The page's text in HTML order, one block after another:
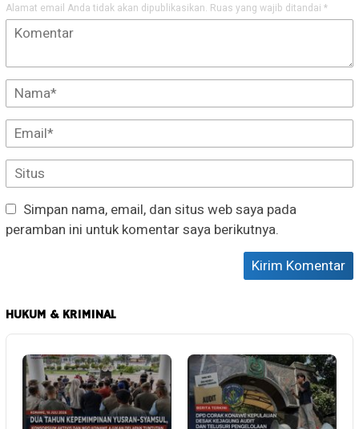
Alamat email Anda tidak akan dipublikasikan. Ruas yang wajib ditandai *
Simpan nama, email, dan situs web saya pada
peramban ini untuk komentar saya berikutnya.
HUKUM & KRIMINAL